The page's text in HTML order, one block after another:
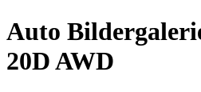
Auto
20D AWD